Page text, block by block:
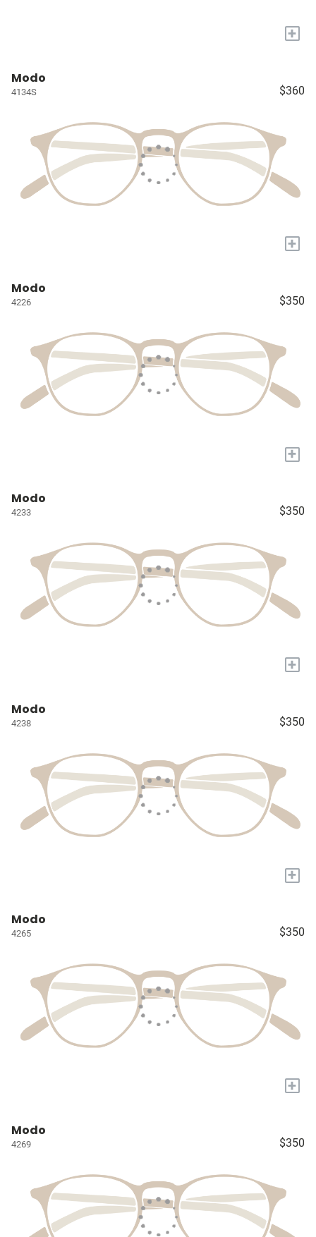
+
Modo
4134S $360
+
Modo
4226 $350
+
Modo
4233 $350
+
Modo
4238 $350
+
Modo
4265 $350
+
Modo
4269 $350